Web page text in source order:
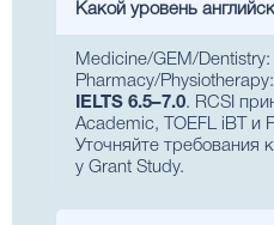
Какой уровень
Medicine/GEM/Dentistry:
Pharmacy/Physiotherapy:
IELTS 6.5–7.0. RCSI
Academic, TOEFL iBT и
Уточняйте требования
у Grant Study.